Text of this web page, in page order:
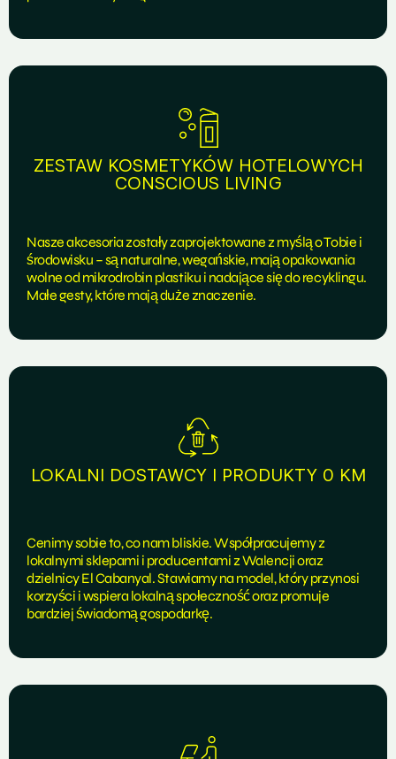
ZESTAW KOSMETYKÓW HOTELOWYCH
CONSCIOUS LIVING
Nasze akcesoria zostały zaprojektowane z myślą o Tobie i
środowisku – są naturalne, wegańskie, mają opakowania
wolne od mikrodrobin plastiku i nadające się do recyklingu.
Małe gesty, które mają duże znaczenie.
LOKALNI DOSTAWCY I PRODUKTY 0 KM
Cenimy sobie to, co nam bliskie. Współpracujemy z
lokalnymi sklepami i producentami z Walencji oraz
dzielnicy El Cabanyal. Stawiamy na model, który przynosi
korzyści i wspiera lokalną społeczność oraz promuje
bardziej świadomą gospodarkę.